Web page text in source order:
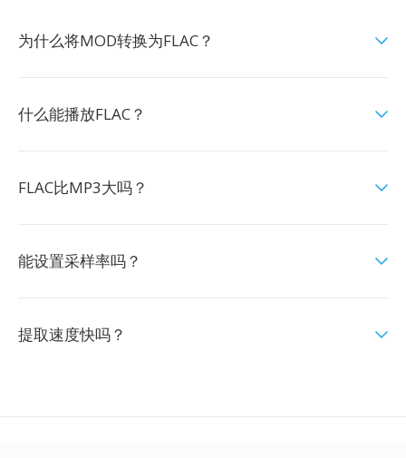
为什么将MOD转换为FLAC？
什么能播放FLAC？
FLAC比MP3大吗？
能设置采样率吗？
提取速度快吗？